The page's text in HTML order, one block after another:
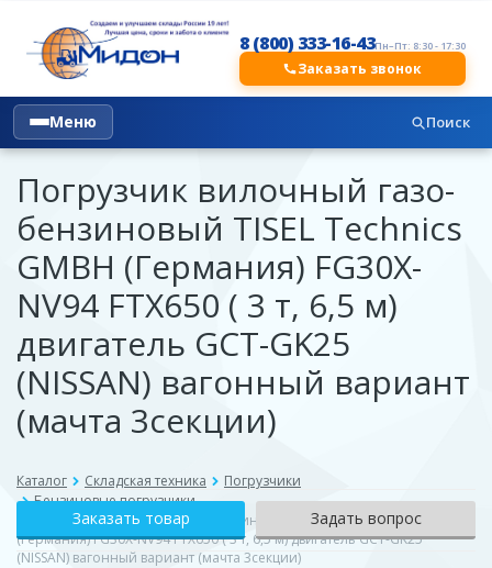
8 (800) 333-16-43Пн–Пт: 8:30 - 17:30
Заказать звонок
Меню Поиск
Погрузчик вилочный газо-
бензиновый TISEL Technics
GMBH (Германия) FG30X-
NV94 FTX650 ( 3 т, 6,5 м)
двигатель GCT-GK25
(NISSAN) вагонный вариант
(мачта 3секции)
Каталог Складская техника
Погрузчики
Бензиновые погрузчики
Погрузчик вилочный газо-бензиновый TISEL Technics GMBH
(Германия) FG30X-NV94 FTX650 ( 3 т, 6,5 м) двигатель GCT-GK25
(NISSAN) вагонный вариант (мачта 3секции)
Заказать товар Задать вопрос